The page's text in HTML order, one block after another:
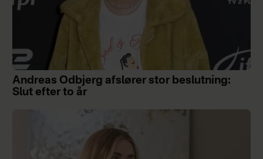
Andreas Odbjerg afslører stor beslutning:
Slut efter to år